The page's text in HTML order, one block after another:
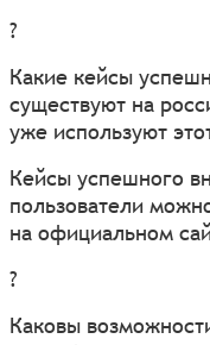
?
Какие кейсы
существуют на
уже используют
Кейсы успешного
пользователи
на официальном
?
Каковы